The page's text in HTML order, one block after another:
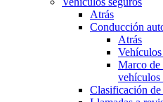
Atrás
Conducción
Atrás
Marco de
vehículos
Clasificación